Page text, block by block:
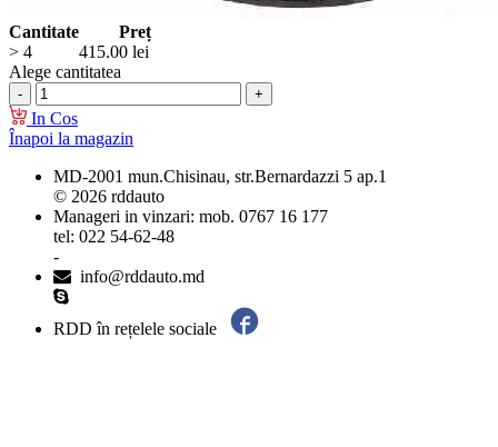
Cantitate
Preț
> 4
415.00 lei
Alege cantitatea
In Cos
Înapoi la magazin
MD-2001 mun.Chisinau, str.Bernardazzi 5 ap.1
© 2026 rddauto
Manageri in vinzari: mob. 0767 16 177
tel: 022 54-62-48
-
info@rddauto.md
RDD în rețelele sociale